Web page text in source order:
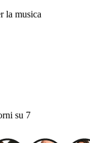
la musica
su 7